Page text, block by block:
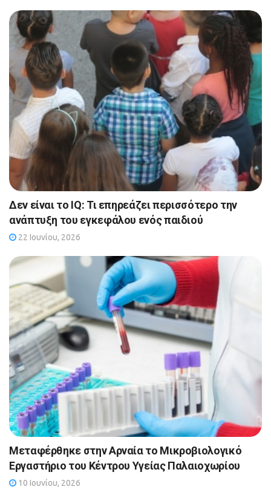
Δεν είναι το IQ: Τι επηρεάζει περισσότερο την
ανάπτυξη του εγκεφάλου ενός παιδιού
22 Ιουνίου, 2026
Μεταφέρθηκε στην Αρναία το Μικροβιολογικό
Εργαστήριο του Κέντρου Υγείας Παλαιοχωρίου
10 Ιουνίου, 2026